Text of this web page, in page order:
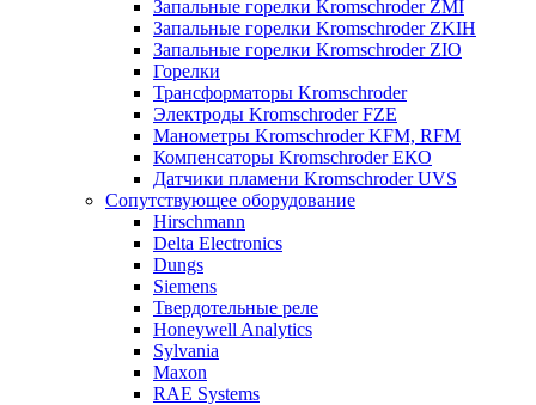
Запальные горелки Kromschroder ZМI
Запальные горелки Kromschroder ZKIH
Запальные горелки Kromschroder ZIO
Горелки
Трансформаторы Kromschroder
Электроды Kromschroder FZE
Манометры Kromschroder KFM, RFM
Компенсаторы Kromschroder ЕКО
Датчики пламени Kromschroder UVS
Сопутствующее оборудование
Hirschmann
Delta Electronics
Dungs
Siemens
Твердотельные реле
Honeywell Analytics
Sylvania
Maxon
RAE Systems